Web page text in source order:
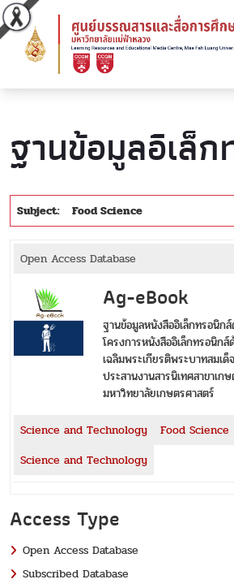
ฐานข้อมูลอิเล็
Subject: Food Science
Open Access Database
Ag-eBook
ฐานข้อมูลหนังสืออิเล็กทรอนิก
โครงการหนังสืออิเล็กทรอนิกส์
เฉลิมพระเกียรติพระบาทสมเ
ประสานงานสารนิเทศสาขาเ
มหาวิทยาลัยเกษตรศาสตร์
Science and Technology Food Science
Science and Technology
Access Type
Open Access Database
Subscribed Database